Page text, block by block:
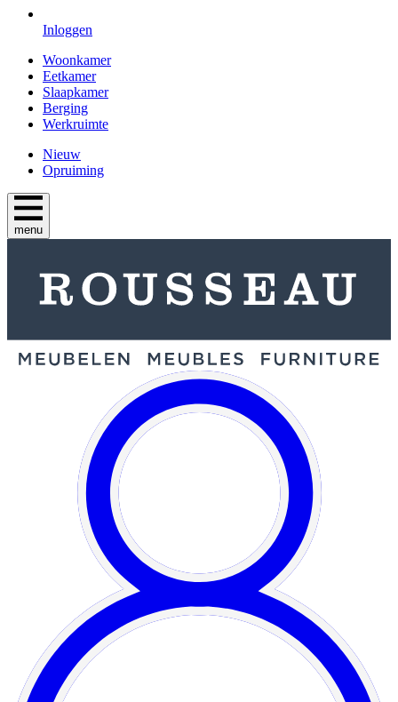
Inloggen
Woonkamer
Eetkamer
Slaapkamer
Berging
Werkruimte
Nieuw
Opruiming
menu